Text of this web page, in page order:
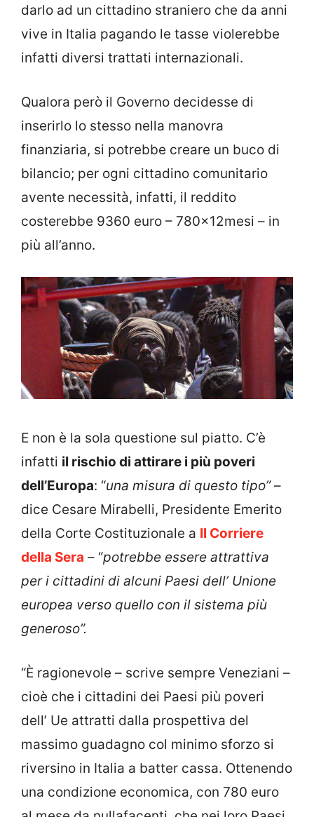
darlo ad un cittadino straniero che da anni
vive in Italia pagando le tasse violerebbe
infatti diversi trattati internazionali.
Qualora però il Governo decidesse di
inserirlo lo stesso nella manovra
finanziaria, si potrebbe creare un buco di
bilancio; per ogni cittadino comunitario
avente necessità, infatti, il reddito
costerebbe 9360 euro – 780x12mesi – in
più all’anno.
E non è la sola questione sul piatto. C’è
infatti il rischio di attirare i più poveri
dell’Europa: “una misura di questo tipo”–
dice Cesare Mirabelli, Presidente Emerito
della Corte Costituzionale a Il Corriere
della Sera – “potrebbe essere attrattiva
per i cittadini di alcuni Paesi dell’ Unione
europea verso quello con il sistema più
generoso”.
“È ragionevole – scrive sempre Veneziani –
cioè che i cittadini dei Paesi più poveri
dell’ Ue attratti dalla prospettiva del
massimo guadagno col minimo sforzo si
riversino in Italia a batter cassa. Ottenendo
una condizione economica, con 780 euro